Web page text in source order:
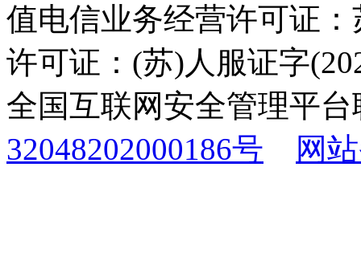
值电信业务经营许可证
许可证：(苏)人服证字
全国互联网安全管理平
32048202000186号
网